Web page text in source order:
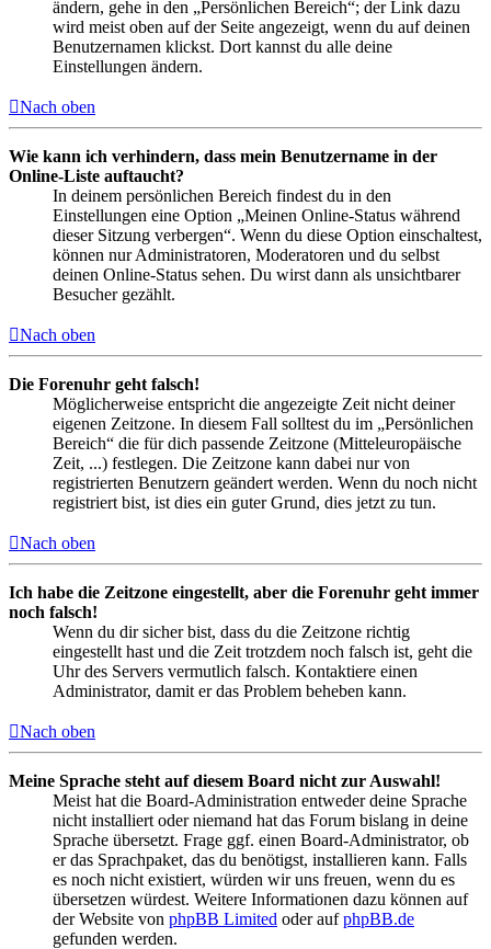
ändern, gehe in den „Persönlichen Bereich“; der Link dazu
wird meist oben auf der Seite angezeigt, wenn du auf deinen
Benutzernamen klickst. Dort kannst du alle deine
Einstellungen ändern.
Nach oben
Wie kann ich verhindern, dass mein Benutzername in der
Online-Liste auftaucht?
In deinem persönlichen Bereich findest du in den
Einstellungen eine Option „Meinen Online-Status während
dieser Sitzung verbergen“. Wenn du diese Option einschaltest,
können nur Administratoren, Moderatoren und du selbst
deinen Online-Status sehen. Du wirst dann als unsichtbarer
Besucher gezählt.
Nach oben
Die Forenuhr geht falsch!
Möglicherweise entspricht die angezeigte Zeit nicht deiner
eigenen Zeitzone. In diesem Fall solltest du im „Persönlichen
Bereich“ die für dich passende Zeitzone (Mitteleuropäische
Zeit, ...) festlegen. Die Zeitzone kann dabei nur von
registrierten Benutzern geändert werden. Wenn du noch nicht
registriert bist, ist dies ein guter Grund, dies jetzt zu tun.
Nach oben
Ich habe die Zeitzone eingestellt, aber die Forenuhr geht immer
noch falsch!
Wenn du dir sicher bist, dass du die Zeitzone richtig
eingestellt hast und die Zeit trotzdem noch falsch ist, geht die
Uhr des Servers vermutlich falsch. Kontaktiere einen
Administrator, damit er das Problem beheben kann.
Nach oben
Meine Sprache steht auf diesem Board nicht zur Auswahl!
Meist hat die Board-Administration entweder deine Sprache
nicht installiert oder niemand hat das Forum bislang in deine
Sprache übersetzt. Frage ggf. einen Board-Administrator, ob
er das Sprachpaket, das du benötigst, installieren kann. Falls
es noch nicht existiert, würden wir uns freuen, wenn du es
übersetzen würdest. Weitere Informationen dazu können auf
der Website von phpBB Limited oder aufphpBB.de
gefunden werden.